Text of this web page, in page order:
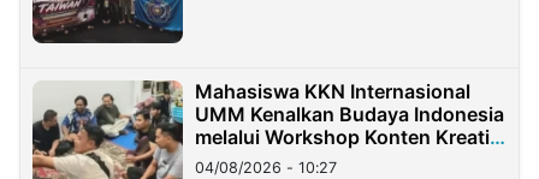
Mahasiswa KKN Internasional
UMM Kenalkan Budaya Indonesia
melalui Workshop Konten Kreatif
di Taiwan
04/08/2026 - 10:27